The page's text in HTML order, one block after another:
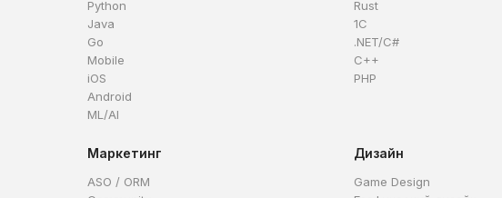
Python
Java
Go
Mobile
iOS
Android
ML/AI
Rust
1C
.NET/C#
C++
PHP
Маркетинг
ASO / ORM
Дизайн
Game Design